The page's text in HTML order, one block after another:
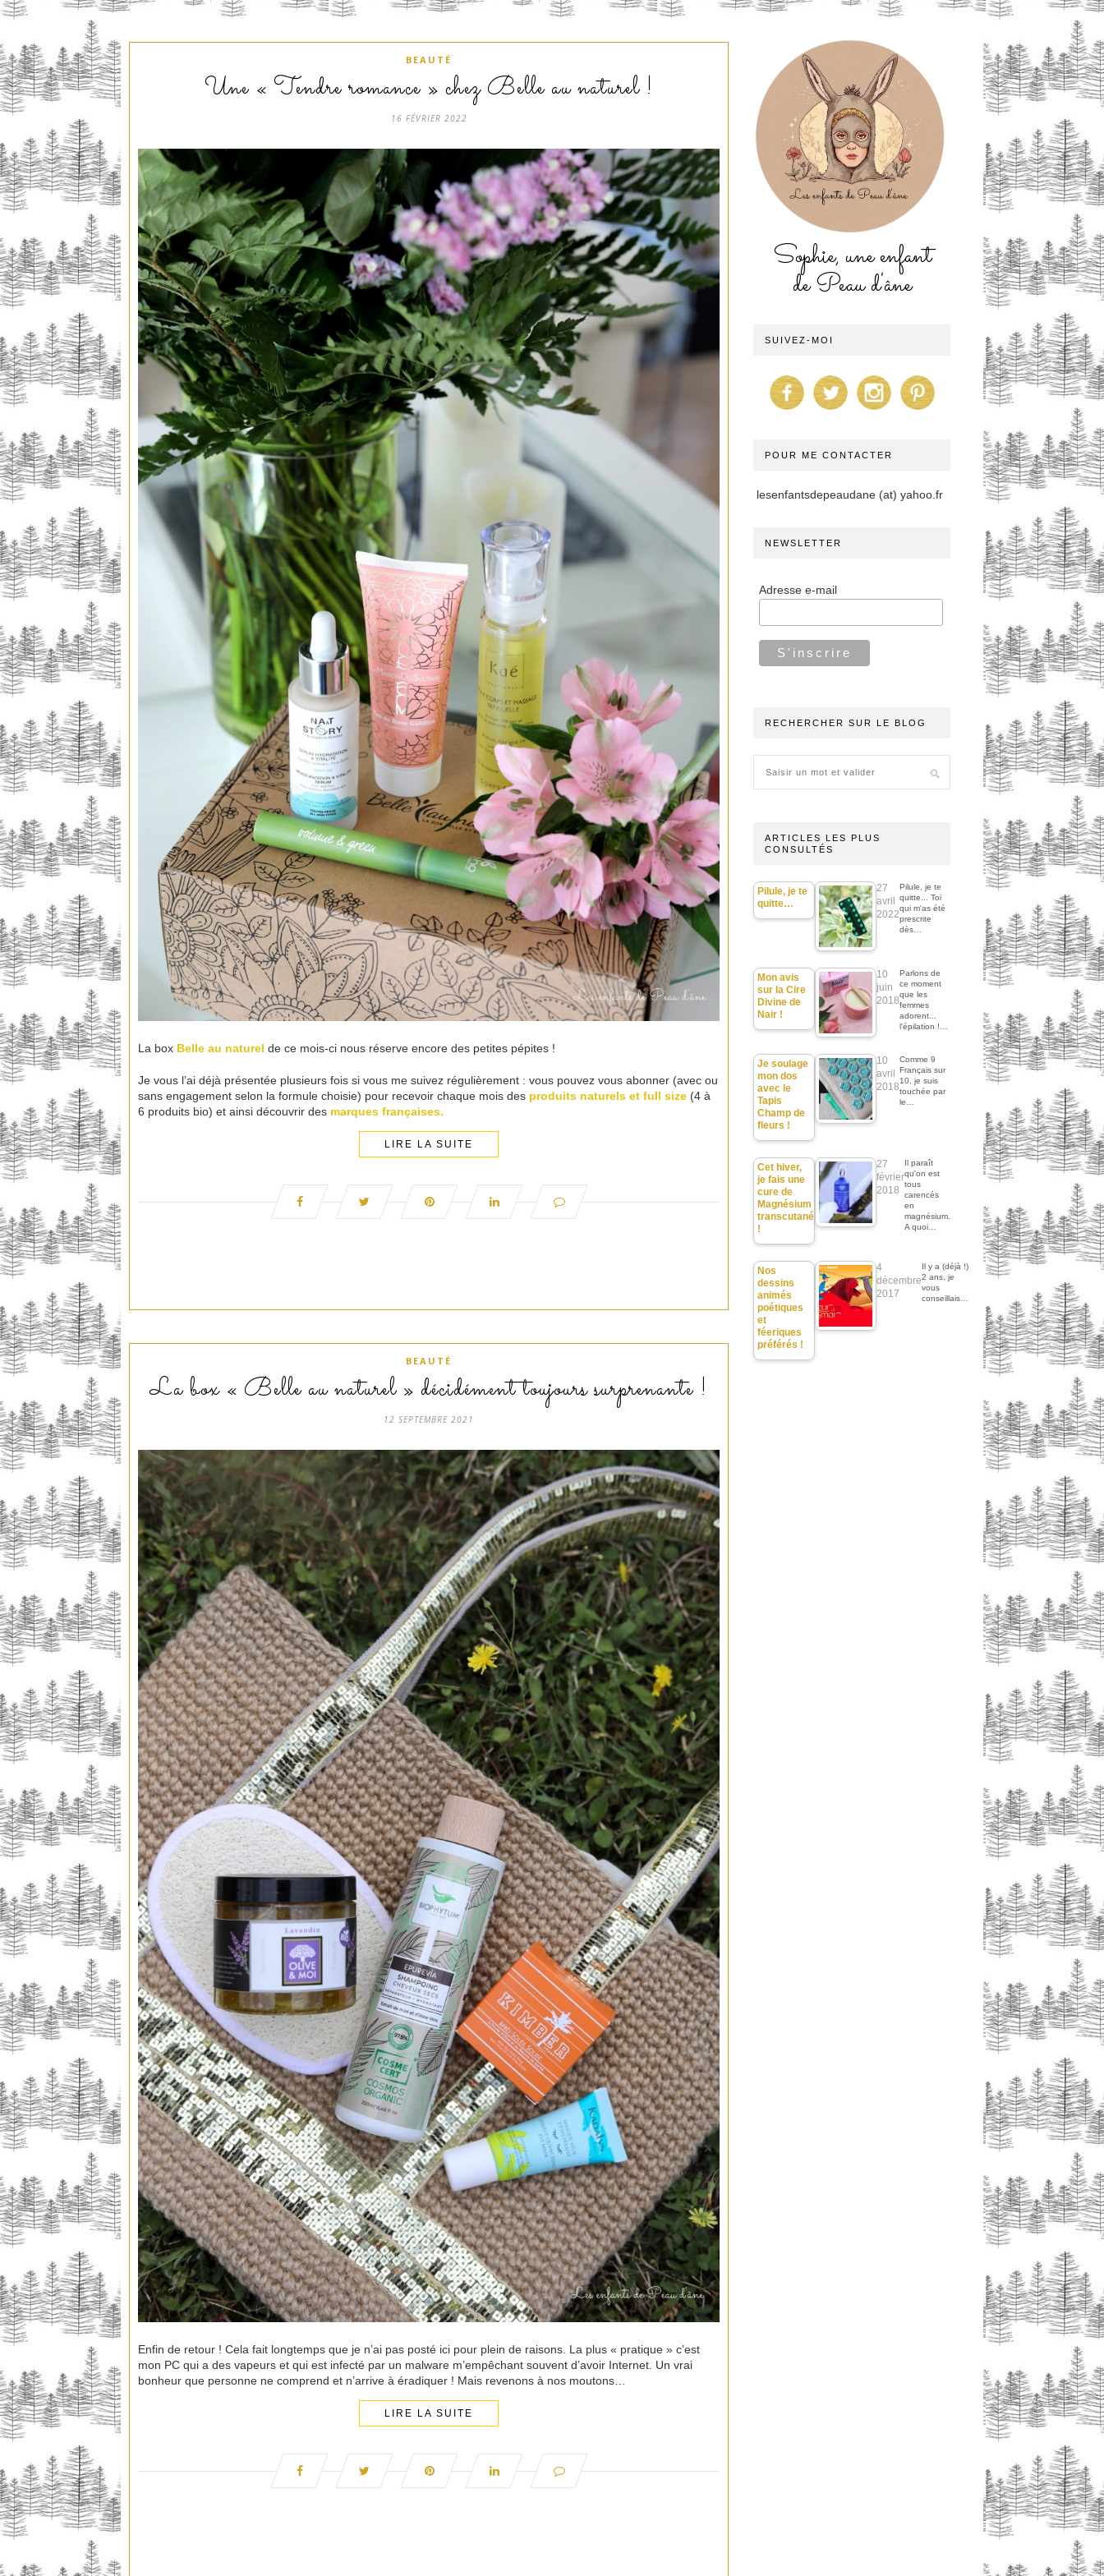
BEAUTÉ
Une « Tendre romance » chez Belle au naturel !
16 FÉVRIER 2022
La box Belle au naturel de ce mois-ci nous réserve encore des petites pépites !
Je vous l’ai déjà présentée plusieurs fois si vous me suivez régulièrement : vous pouvez vous abonner (avec ou
sans engagement selon la formule choisie) pour recevoir chaque mois des produits naturels et full size (4 à
6 produits bio) et ainsi découvrir des marques françaises.
LIRE LA SUITE
BEAUTÉ
La box « Belle au naturel » décidément toujours surprenante !
12 SEPTEMBRE 2021
Enfin de retour ! Cela fait longtemps que je n’ai pas posté ici pour plein de raisons. La plus « pratique » c’est
mon PC qui a des vapeurs et qui est infecté par un malware m’empêchant souvent d’avoir Internet. Un vrai
bonheur que personne ne comprend et n’arrive à éradiquer ! Mais revenons à nos moutons…
LIRE LA SUITE
Sophie, une enfant
de Peau d'âne
SUIVEZ-MOI
POUR ME CONTACTER
lesenfantsdepeaudane (at) yahoo.fr
NEWSLETTER
Adresse e-mail
RECHERCHER SUR LE BLOG
ARTICLES LES PLUS
CONSULTÉS
Pilule, je te
quitte…
27
avril
2022
Pilule, je te
quitte... Toi
qui m'as été
prescrite
dès…
Mon avis
sur la Cire
Divine de
Nair !
10
juin
2018
Parlons de
ce moment
que les
femmes
adorent...
l'épilation !…
Je soulage
mon dos
avec le
Tapis
Champ de
fleurs !
10
avril
2018
Comme 9
Français sur
10, je suis
touchée par
le…
Cet hiver,
je fais une
cure de
Magnésium
transcutané
!
27
février
2018
Il paraît
qu'on est
tous
carencés
en
magnésium.
A quoi…
Nos
dessins
animés
poétiques
et
féeriques
préférés !
4
décembre
2017
Il y a (déjà !)
2 ans, je
vous
conseillais…